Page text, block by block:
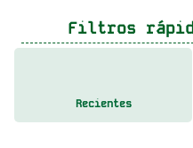
Filtros
Recientes